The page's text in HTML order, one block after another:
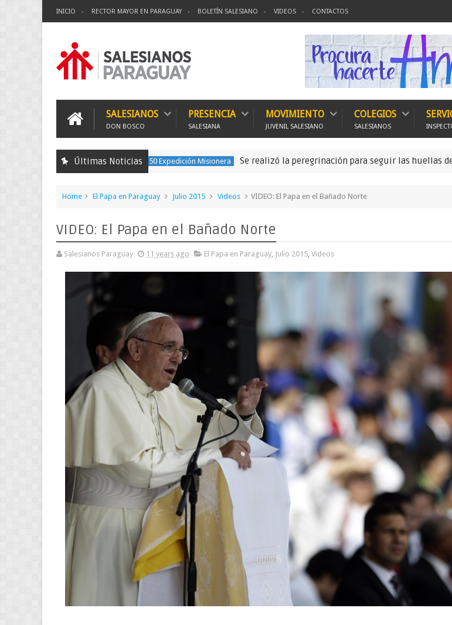
INICIO RECTOR MAYOR EN PARAGUAY BOLETÍN SALESIANO VIDEOS CONTACTOS
SALESIANOS
DON BOSCO
PRESENCIA
SALESIANA
MOVIMIENTO
JUVENIL SALESIANO
COLEGIOS
SALESIANOS
Últimas Noticias150 Expedición Misionera Se realizó la peregrinación para seguir las huellas de los
Home El Papa en Paraguay Julio 2015 Videos VIDEO: El Papa en el Bañado Norte
VIDEO: El Papa en el Bañado Norte
Salesianos Paraguay 11 years ago El Papa en Paraguay, Julio 2015, Videos